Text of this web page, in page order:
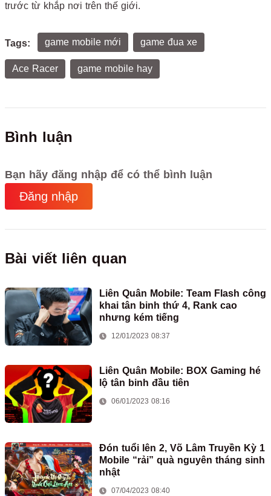
trước từ khắp nơi trên thế giới.
Tags: game mobile mới game đua xe
Ace Racer game mobile hay
Bình luận
Bạn hãy đăng nhập để có thể bình luận
Đăng nhập
Bài viết liên quan
Liên Quân Mobile: Team Flash công
khai tân binh thứ 4, Rank cao
nhưng kém tiếng
12/01/2023 08:37
Liên Quân Mobile: BOX Gaming hé
lộ tân binh đầu tiên
06/01/2023 08:16
Đón tuổi lên 2, Võ Lâm Truyền Kỳ 1
Mobile “rải” quà nguyên tháng sinh
nhật
07/04/2023 08:40